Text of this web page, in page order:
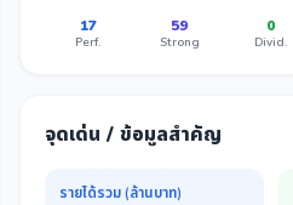
17
Perf.
59
Strong
0
Divid.
จุดเด่น / ข้อมูลสำคัญ
รายได้รวม (ล้านบาท)